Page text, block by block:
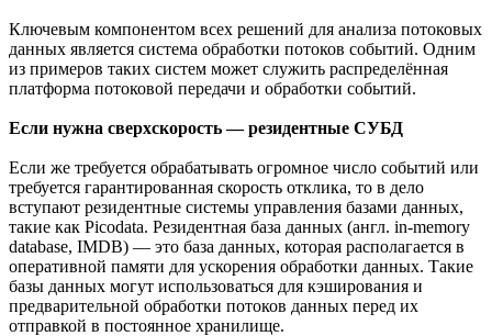
Ключевым компонентом всех решений для анализа потоковых
данных является система обработки потоков событий. Одним
из примеров таких систем может служить распределённая
платформа потоковой передачи и обработки событий.
Если нужна сверхскорость — резидентные СУБД
Если же требуется обрабатывать огромное число событий или
требуется гарантированная скорость отклика, то в дело
вступают резидентные системы управления базами данных,
такие как Picodata. Резидентная база данных (англ. in-memory
database, IMDB) — это база данных, которая располагается в
оперативной памяти для ускорения обработки данных. Такие
базы данных могут использоваться для кэширования и
предварительной обработки потоков данных перед их
отправкой в постоянное хранилище.